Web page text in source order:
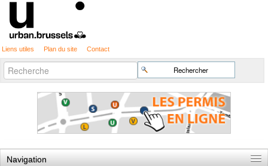
Liens utiles Plan du site Contact
Chercher par
Recherche
avancée…
Navigation